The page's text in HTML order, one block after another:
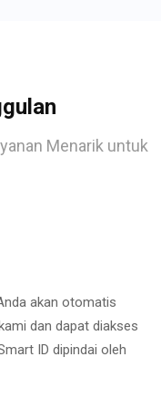
Menarik untuk
akan otomatis
dan dapat diakses
ID dipindai oleh